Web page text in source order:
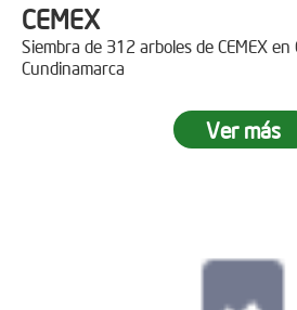
CEMEX
Siembra de 312 arboles de CEMEX en
Cundinamarca
Ver más